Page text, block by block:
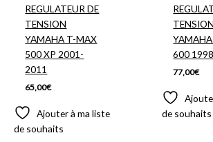
REGULATEUR DE
TENSION
YAMAHA T-MAX
500 XP 2001-
2011
65,00€
Ajouter à ma liste
de souhaits
TENSION
YAMAHA
600
77,00€
de souhaits